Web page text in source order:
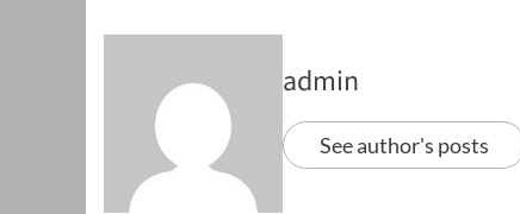
admin
See author's posts